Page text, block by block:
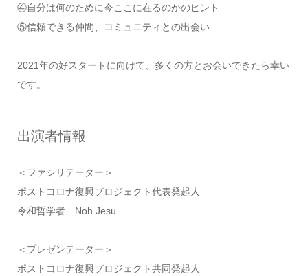
④自分は何のために今ここに在るのかのヒント
⑤信頼できる仲間、コミュニティとの出会い
2021年の好スタートに向けて、多くの方とお会いできたら幸い
です。
出演者情報
＜ファシリテーター＞
ポストコロナ復興プロジェクト代表発起人
令和哲学者 Noh Jesu
＜プレゼンテーター＞
ポストコロナ復興プロジェクト共同発起人